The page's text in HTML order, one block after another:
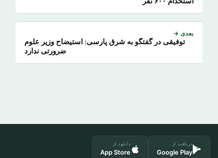
استخدام ۶۰۰ نفر
بعدی →
توفیقی در گفتگو به شرق پارسی: استیضاح وزیر علوم
ضرورتی ندارد
دریافت از
Google Play
دانلود از
App Store